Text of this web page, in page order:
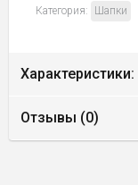
Категория: Шапки
Характеристики:
Отзывы (0)